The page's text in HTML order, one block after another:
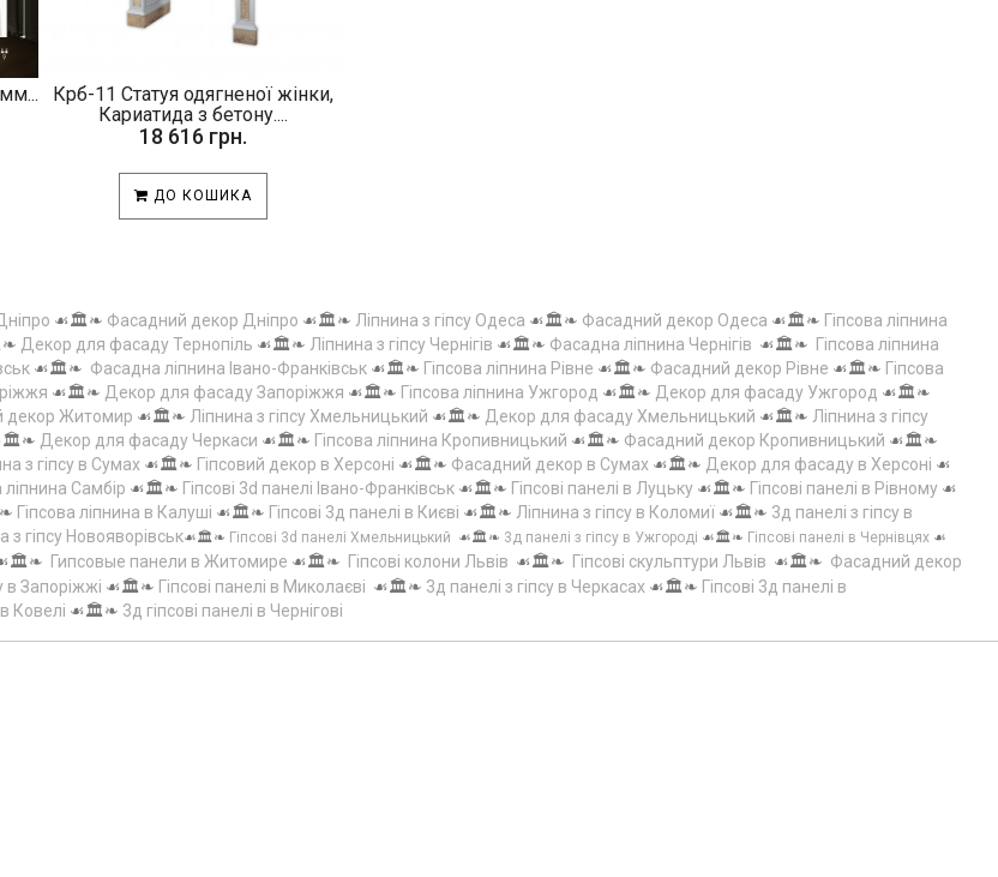
Крб-11 Статуя одягненої жінки,
Кариатида з бетону....
18 616 грн.
ДО КОШИКА
☙🏛️❧ Фасадний декор Дніпро ☙🏛️❧ Ліпнина з гіпсу Одеса ☙🏛️❧ Фасадний декор Одеса ☙🏛️❧ Гіпсова ліпнина
Декор для фасаду Тернопіль ☙🏛️❧ Ліпнина з гіпсу Чернігів ☙🏛️❧ Фасадна ліпнина Чернігів ☙🏛️❧ Гіпсова ліпнина
☙🏛️❧ Фасадна ліпнина Івано-Франківськ ☙🏛️❧ Гіпсова ліпнина Рівне ☙🏛️❧ Фасадний декор Рівне ☙🏛️❧ Гіпсова
☙🏛️❧ Декор для фасаду Запоріжжя ☙🏛️❧ Гіпсова ліпнина Ужгород ☙🏛️❧ Декор для фасаду Ужгород ☙🏛️❧
декор Житомир ☙🏛️❧ Ліпнина з гіпсу Хмельницький ☙🏛️❧ Декор для фасаду Хмельницький ☙🏛️❧ Ліпнина з гіпсу
Декор для фасаду Черкаси ☙🏛️❧ Гіпсова ліпнина Кропивницький ☙🏛️❧ Фасадний декор Кропивницький ☙🏛️❧
з гіпсу в Сумах ☙🏛️❧ Гіпсовий декор в Херсоні ☙🏛️❧ Фасадний декор в Сумах ☙🏛️❧ Декор для фасаду в Херсоні ☙
ліпнина Самбір ☙🏛️❧ Гіпсові 3d панелі Івано-Франківськ ☙🏛️❧ Гіпсові панелі в Луцьку ☙🏛️❧ Гіпсові панелі в Рівному ☙
Гіпсова ліпнина в Калуші ☙🏛️❧ Гіпсові 3д панелі в Києві ☙🏛️❧ Ліпнина з гіпсу в Коломиї ☙🏛️❧ 3д панелі з гіпсу в
з гіпсу Новояворівськ☙🏛️❧ Гіпсові 3d панелі Хмельницький ☙🏛️❧ 3д панелі з гіпсу в Ужгороді ☙🏛️❧ Гіпсові панелі в Чернівцях ☙
Гипсовые панели в Житомире ☙🏛️❧ Гіпсові колони Львів ☙🏛️❧ Гіпсові скульптури Львів ☙🏛️❧ Фасадний декор
в Запоріжжі ☙🏛️❧ Гіпсові панелі в Миколаєві ☙🏛️❧ 3д панелі з гіпсу в Черкасах ☙🏛️❧ Гіпсові 3д панелі в
Ковелі ☙🏛️❧ 3д гіпсові панелі в Чернігові